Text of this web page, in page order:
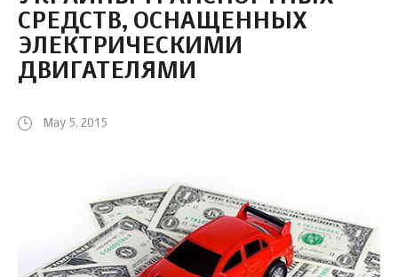
СРЕДСТВ, ОСНАЩЕННЫХ
ЭЛЕКТРИЧЕСКИМИ
ДВИГАТЕЛЯМИ
May 5, 2015